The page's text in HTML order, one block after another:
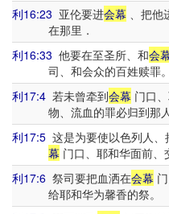
利16:23 亚伦要进会幕 、把他
在那里．
利16:33 他要在至圣所、和会
司、和会众的百姓赎罪。
利17:4 若未曾牵到会幕 门口
物、流血的罪必归到那
利17:5 这是为要使以色列人
幕 门口、耶和华面前、
利17:6 祭司要把血洒在会幕
给耶和华为馨香的祭。